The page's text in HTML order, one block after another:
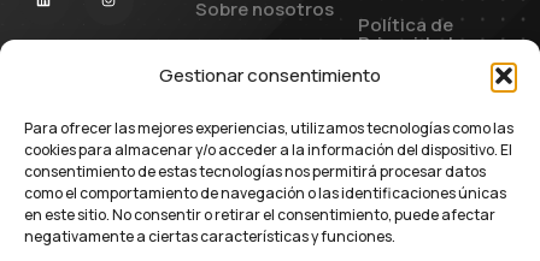
Gestionar consentimiento
Para ofrecer las mejores experiencias, utilizamos tecnologías como las
cookies para almacenar y/o acceder a la información del dispositivo. El
consentimiento de estas tecnologías nos permitirá procesar datos
como el comportamiento de navegación o las identificaciones únicas
en este sitio. No consentir o retirar el consentimiento, puede afectar
negativamente a ciertas características y funciones.
Sobre nosotros
Mantenimiento
Integral
Novedades
Contacto
Política de
Privacidad
Política de
Términos y
Condiciones